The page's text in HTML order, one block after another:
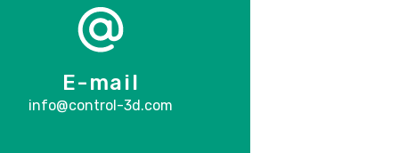
E-mail
info@control-3d.com